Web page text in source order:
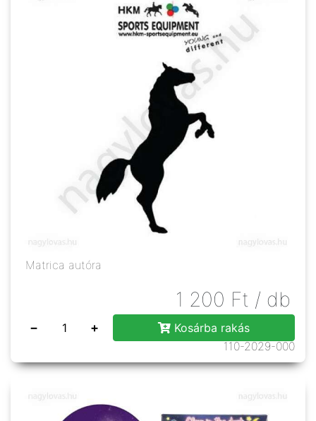
Matrica autóra
1 200 Ft / db
− +
Kosárba rakás
110-2029-000